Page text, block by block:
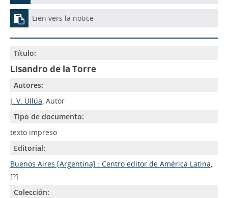
Lien vers la notice
Título:
Lisandro de la Torre
Autores:
J. V. Ullúa, Autor
Tipo de documento:
texto impreso
Editorial:
Buenos Aires [Argentina] : Centro editor de América Latina,
[?]
Colección: